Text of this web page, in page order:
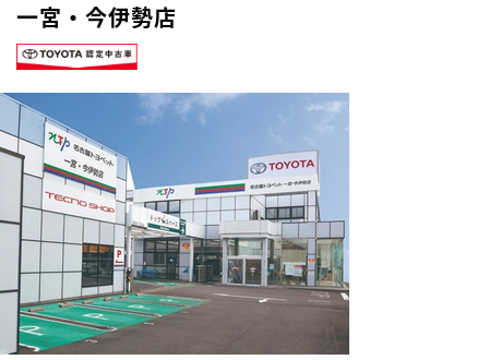
一宮・今伊勢店